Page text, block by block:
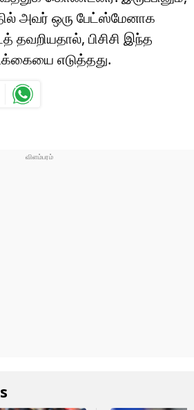
அவர் ஒரு பேட்ஸ்மேனாக
தவறியதால், பிசிசி இந்த
எடுத்தது.